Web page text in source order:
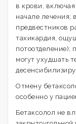
в крови,
начале
предвестников
тахикардия,
потоотделение);
могут ухудшать
Отмену
особенно у
Бетаксолол не